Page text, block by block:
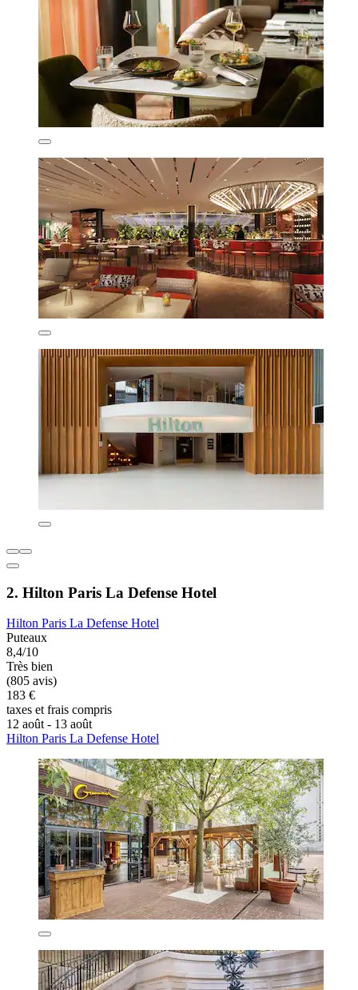
2. Hilton Paris La Defense Hotel
Hilton Paris La Defense Hotel
Puteaux
8,4/10
Très bien
(805 avis)
183 €
taxes et frais compris
12 août - 13 août
Hilton Paris La Defense Hotel